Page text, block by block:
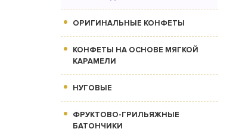
ОРИГИНАЛЬНЫЕ КОНФЕТЫ
КОНФЕТЫ НА ОСНОВЕ МЯГКОЙ
КАРАМЕЛИ
НУГОВЫЕ
ФРУКТОВО-ГРИЛЬЯЖНЫЕ
БАТОНЧИКИ